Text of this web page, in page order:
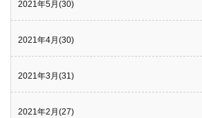
2021年5月(30)
2021年4月(30)
2021年3月(31)
2021年2月(27)